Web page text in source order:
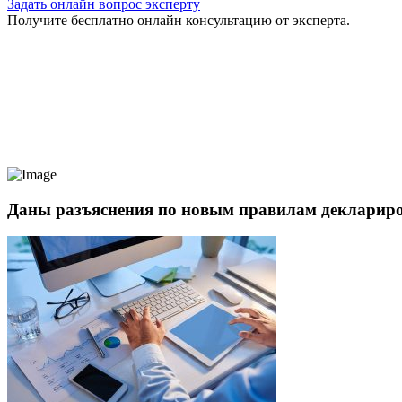
Задать онлайн вопрос эксперту
Получите бесплатно онлайн консультацию от эксперта.
Даны разъяснения по новым правилам